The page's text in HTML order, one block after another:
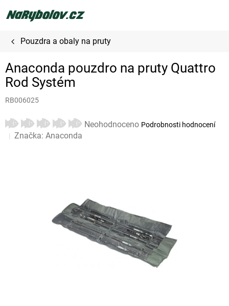
na
Pouzdra a obaly na pruty
Anaconda pouzdro na pruty Quattro
Rod Systém
RB006025
Průměrné
hodnocení
Neohodnoceno Podrobnosti hodnocení
Značka: Anaconda